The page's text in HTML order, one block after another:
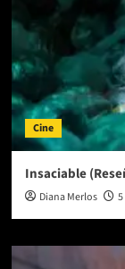
Cine
Insaciable
Diana Merlos